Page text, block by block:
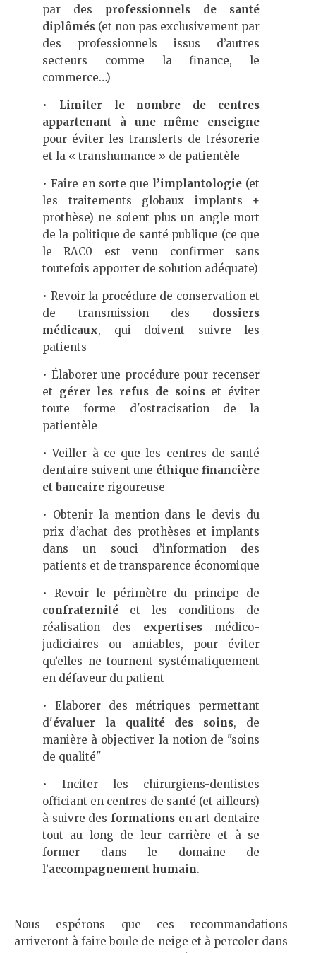
par des professionnels de santé
diplômés (et non pas exclusivement par
des professionnels issus d’autres
secteurs comme la finance, le
commerce…)
• Limiter le nombre de centres
appartenant à une même enseigne
pour éviter les transferts de trésorerie
et la « transhumance » de patientèle
• Faire en sorte que l’implantologie (et
les traitements globaux implants +
prothèse) ne soient plus un angle mort
de la politique de santé publique (ce que
le RAC0 est venu confirmer sans
toutefois apporter de solution adéquate)
• Revoir la procédure de conservation et
de transmission des dossiers
médicaux, qui doivent suivre les
patients
• Élaborer une procédure pour recenser
et gérer les refus de soinset éviter
toute forme d'ostracisation de la
patientèle
• Veiller à ce que les centres de santé
dentaire suivent une éthique financière
et bancaire rigoureuse
• Obtenir la mention dans le devis du
prix d’achat des prothèses et implants
dans un souci d’information des
patients et de transparence économique
• Revoir le périmètre du principe de
confraternité et les conditions de
réalisation des expertises médico-
judiciaires ou amiables, pour éviter
qu’elles ne tournent systématiquement
en défaveur du patient
• Elaborer des métriques permettant
d'évaluer la qualité des soins, de
manière à objectiver la notion de "soins
de qualité"
• Inciter les chirurgiens-dentistes
officiant en centres de santé (et ailleurs)
à suivre des formations en art dentaire
tout au long de leur carrière et à se
former dans le domaine de
l’accompagnement humain.
Nous espérons que ces recommandations
arriveront à faire boule de neige et à percoler dans